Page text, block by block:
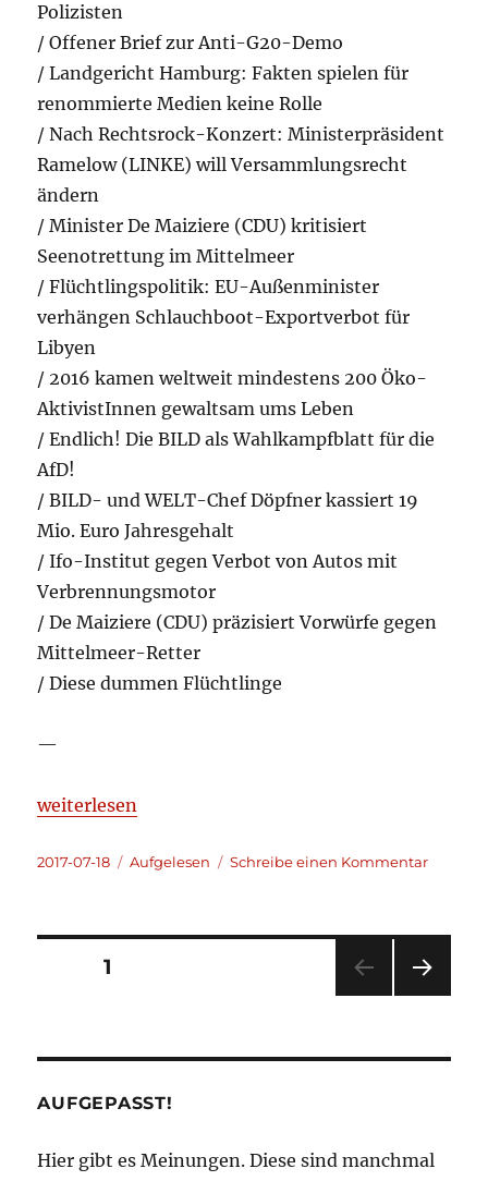
Polizisten
/ Offener Brief zur Anti-G20-Demo
/ Landgericht Hamburg: Fakten spielen für
renommierte Medien keine Rolle
/ Nach Rechtsrock-Konzert: Ministerpräsident
Ramelow (LINKE) will Versammlungsrecht
ändern
/ Minister De Maiziere (CDU) kritisiert
Seenotrettung im Mittelmeer
/ Flüchtlingspolitik: EU-Außenminister
verhängen Schlauchboot-Exportverbot für
Libyen
/ 2016 kamen weltweit mindestens 200 Öko-
AktivistInnen gewaltsam ums Leben
/ Endlich! Die BILD als Wahlkampfblatt für die
AfD!
/ BILD- und WELT-Chef Döpfner kassiert 19
Mio. Euro Jahresgehalt
/ Ifo-Institut gegen Verbot von Autos mit
Verbrennungsmotor
/ De Maiziere (CDU) präzisiert Vorwürfe gegen
Mittelmeer-Retter
/ Diese dummen Flüchtlinge
—
„Aufgelesen und kommentiert 2017-07-18“
weiterlesen
Veröffentlicht
2017-07-18 Kategorien
Aufgelesen Schreibe einen Kommentarzu
07-
18
Seitennummerierung
Beiträge
SEITE1
E
AUFGEPASST!
Hier gibt es Meinungen. Diese sind manchmal